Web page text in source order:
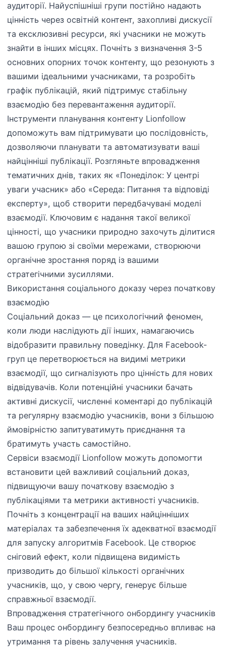
аудиторії. Найуспішніші групи постійно надають
цінність через освітній контент, захопливі дискусії
та ексклюзивні ресурси, які учасники не можуть
знайти в інших місцях. Почніть з визначення 3-5
основних опорних точок контенту, що резонують з
вашими ідеальними учасниками, та розробіть
графік публікацій, який підтримує стабільну
взаємодію без перевантаження аудиторії.
Інструменти планування контенту Lionfollow
допоможуть вам підтримувати цю послідовність,
дозволяючи планувати та автоматизувати ваші
найцінніші публікації. Розгляньте впровадження
тематичних днів, таких як «Понеділок: У центрі
уваги учасник» або «Середа: Питання та відповіді
експерту», щоб створити передбачувані моделі
взаємодії. Ключовим є надання такої великої
цінності, що учасники природно захочуть ділитися
вашою групою зі своїми мережами, створюючи
органічне зростання поряд із вашими
стратегічними зусиллями.
Використання соціального доказу через початкову
взаємодію
Соціальний доказ — це психологічний феномен,
коли люди наслідують дії інших, намагаючись
відобразити правильну поведінку. Для Facebook-
груп це перетворюється на видимі метрики
взаємодії, що сигналізують про цінність для нових
відвідувачів. Коли потенційні учасники бачать
активні дискусії, численні коментарі до публікацій
та регулярну взаємодію учасників, вони з більшою
ймовірністю запитуватимуть приєднання та
братимуть участь самостійно.
Сервіси взаємодії Lionfollow можуть допомогти
встановити цей важливий соціальний доказ,
підвищуючи вашу початкову взаємодію з
публікаціями та метрики активності учасників.
Почніть з концентрації на ваших найцінніших
матеріалах та забезпечення їх адекватної взаємодії
для запуску алгоритмів Facebook. Це створює
сніговий ефект, коли підвищена видимість
призводить до більшої кількості органічних
учасників, що, у свою чергу, генерує більше
справжньої взаємодії.
Впровадження стратегічного онбордингу учасників
Ваш процес онбордингу безпосередньо впливає на
утримання та рівень залучення учасників.